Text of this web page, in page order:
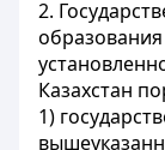
2.
образования
Казахстан
1)